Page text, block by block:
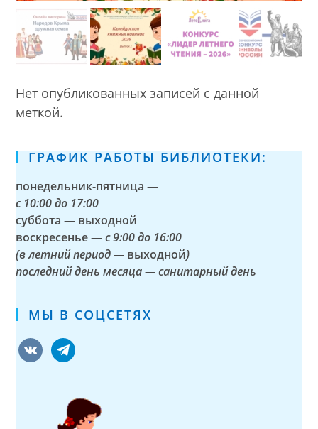
Нет опубликованных записей с данной
меткой.
ГРАФИК РАБОТЫ БИБЛИОТЕКИ:
понедельник-пятница —
с 10:00 до 17:00
суббота — выходной
воскресенье —с 9:00 до 16:00
(в летний период — выходной)
последний день месяца — санитарный день
МЫ В СОЦСЕТЯХ
vkontaktetelegram